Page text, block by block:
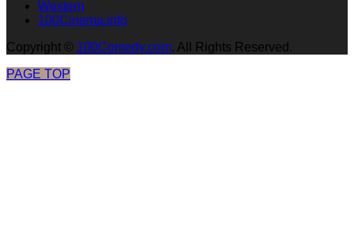
Western
100Cinema.info
Copyright © 100Comedy.com. All Rights Reserved.
PAGE TOP